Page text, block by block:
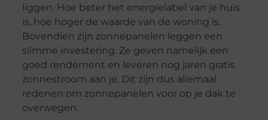
liggen. Hoe beter het energielabel van je huis
is, hoe hoger de waarde van de woning is.
Bovendien zijn zonnepanelen leggen een
slimme investering. Ze geven namelijk een
goed rendement en leveren nog jaren gratis
zonnestroom aan je. Dit zijn dus allemaal
redenen om zonnepanelen voor op je dak te
overwegen.